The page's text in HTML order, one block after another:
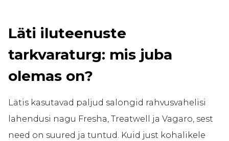
Läti iluteenuste
tarkvaraturg: mis juba
olemas on?
Lätis kasutavad paljud salongid rahvusvahelisi
lahendusi nagu Fresha, Treatwell ja Vagaro, sest
need on suured ja tuntud. Kuid just kohalikele